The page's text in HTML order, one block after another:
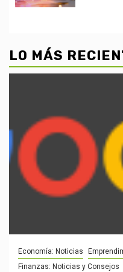
LO MÁS
Economía: Noticias
Finanzas: Noticias y Consejos